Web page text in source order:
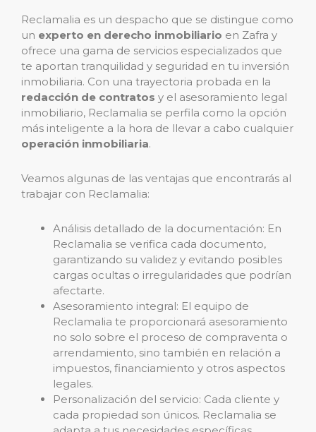
Reclamalia es un despacho que se distingue como
un experto en derecho inmobiliario en Zafra y
ofrece una gama de servicios especializados que
te aportan tranquilidad y seguridad en tu inversión
inmobiliaria. Con una trayectoria probada en la
redacción de contratos y el asesoramiento legal
inmobiliario, Reclamalia se perfila como la opción
más inteligente a la hora de llevar a cabo cualquier
operación inmobiliaria.
Veamos algunas de las ventajas que encontrarás al
trabajar con Reclamalia:
Análisis detallado de la documentación: En
Reclamalia se verifica cada documento,
garantizando su validez y evitando posibles
cargas ocultas o irregularidades que podrían
afectarte.
Asesoramiento integral: El equipo de
Reclamalia te proporcionará asesoramiento
no solo sobre el proceso de compraventa o
arrendamiento, sino también en relación a
impuestos, financiamiento y otros aspectos
legales.
Personalización del servicio: Cada cliente y
cada propiedad son únicos. Reclamalia se